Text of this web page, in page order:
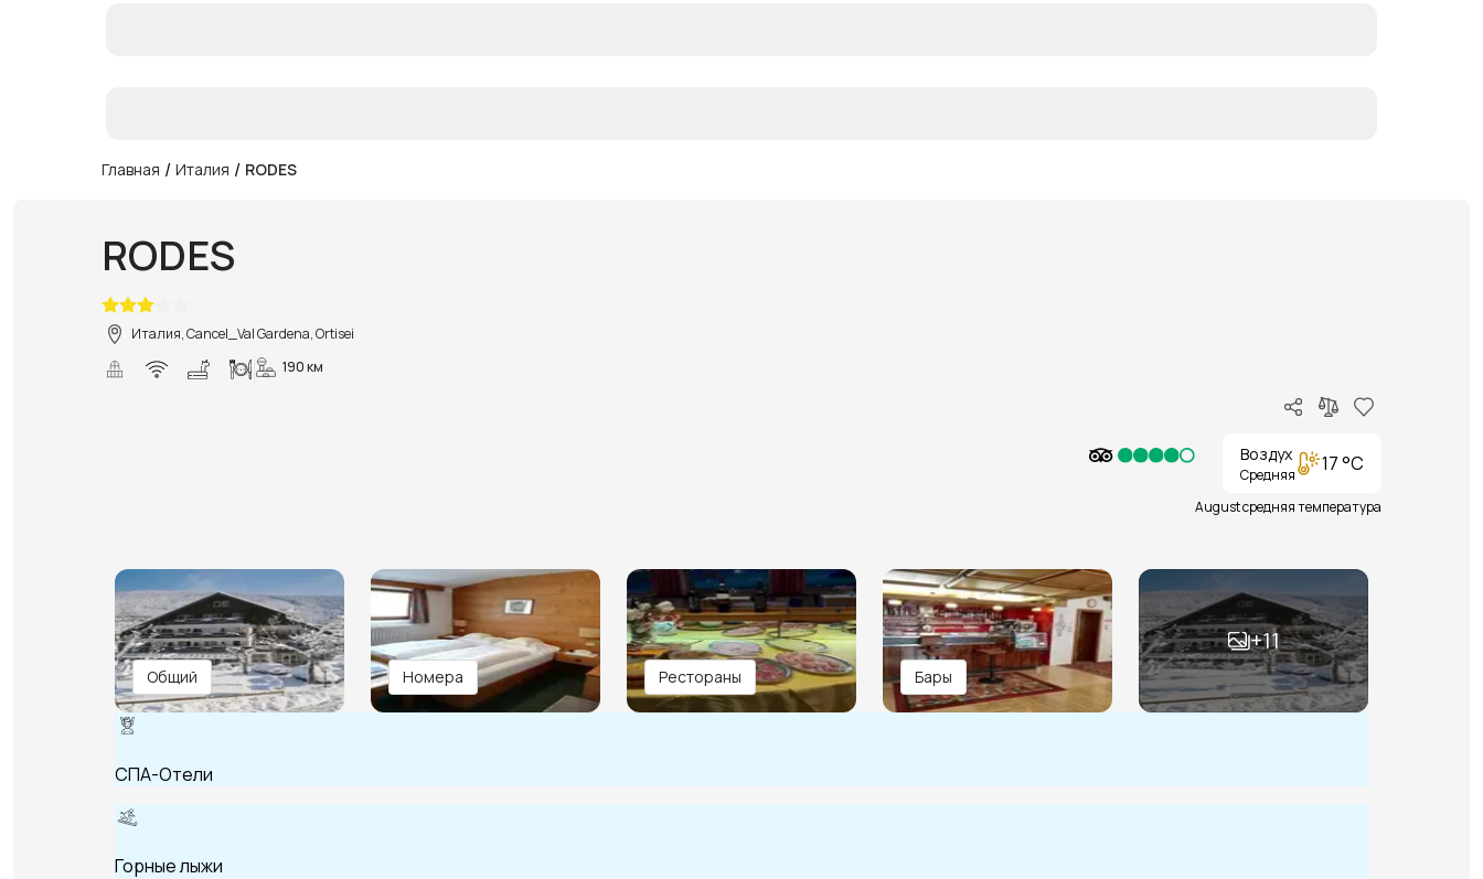
Главная / Италия / RODES
RODES
Италия, Cancel_Val Gardena, Ortisei
190 км
Воздух
Средняя 17 °C
August средняя температура
Общий Номера Рестораны Бары
+11
СПА-Отели
Горные лыжи